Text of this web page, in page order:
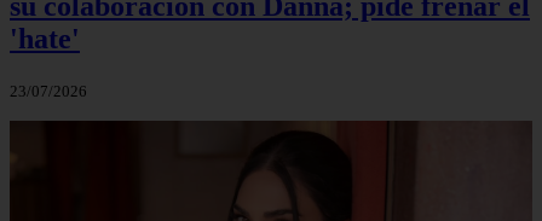
'hate'
23/07/2026